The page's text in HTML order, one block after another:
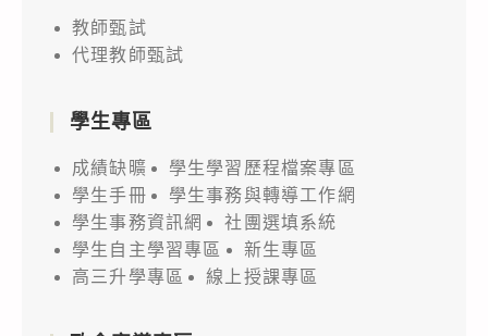
教師甄試
代理教師甄試
學生專區
成績缺曠
學生學習歷程檔案專區
學生手冊
學生事務與轉導工作網
學生事務資訊網
社團選填系統
學生自主學習專區
新生專區
高三升學專區
線上授課專區